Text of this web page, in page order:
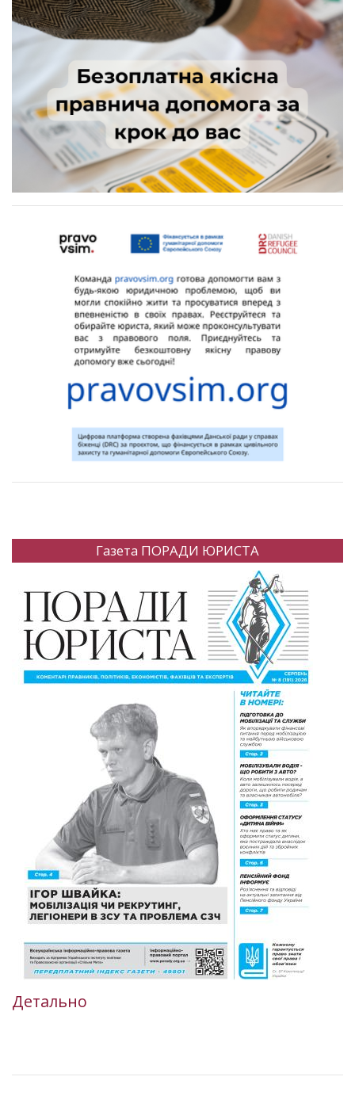
Газета ПОРАДИ ЮРИСТА
Детально